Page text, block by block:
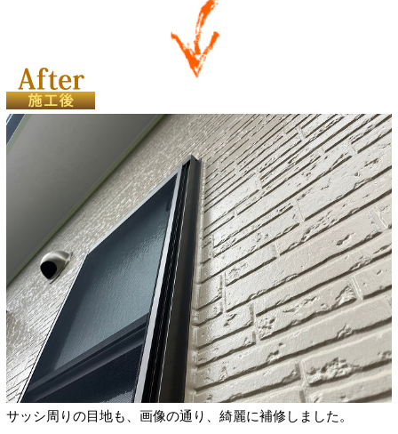
サッシ周りの目地も、画像の通り、綺麗に補修しました。